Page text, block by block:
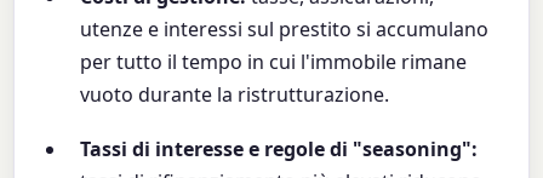
utenze e interessi sul prestito si accumulano
per tutto il tempo in cui l'immobile rimane
vuoto durante la ristrutturazione.
Tassi di interesse e regole di "seasoning":